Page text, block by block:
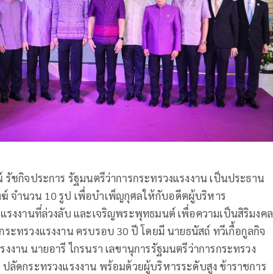
กิจประการ รัฐมนตรีว่าการกระทรวงแรงงาน เป็นประธาน
จำนวน 10 รูป เพื่อบำเพ็ญกุศลให้กับอดีตผู้บริหาร
รงงานที่ล่วงลับ และเจริญพระพุทธมนต์ เพื่อความเป็นสิริมงคล
ะทรวงแรงงาน ครบรอบ 30 ปี โดยมี นายธนัสถ์ ทวีเกื้อกูลกิจ
งาน นายอารี ไกรนรา เลขานุการรัฐมนตรีว่าการกระทรวง
ดกระทรวงแรงงาน พร้อมด้วยผู้บริหารระดับสูง ข้าราชการ